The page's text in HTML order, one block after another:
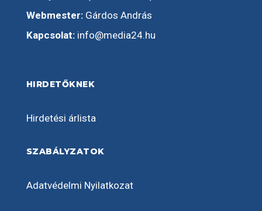
Webmester:Gárdos András
Kapcsolat: info@media24.hu
HIRDETŐKNEK
Hirdetési árlista
SZABÁLYZATOK
Adatvédelmi Nyilatkozat